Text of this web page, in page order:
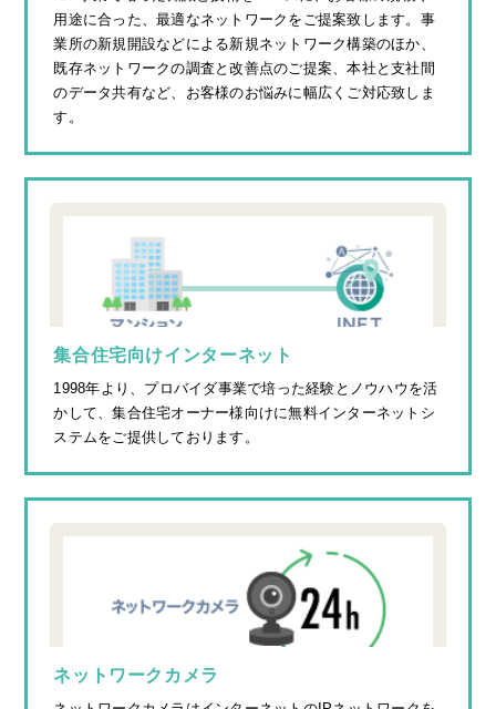
用途に合った、最適なネットワークをご提案致します。事
業所の新規開設などによる新規ネットワーク構築のほか、
既存ネットワークの調査と改善点のご提案、本社と支社間
のデータ共有など、お客様のお悩みに幅広くご対応致しま
す。
集合住宅向けインターネット
1998年より、プロバイダ事業で培った経験とノウハウを活
かして、集合住宅オーナー様向けに無料インターネットシ
ステムをご提供しております。
ネットワークカメラ